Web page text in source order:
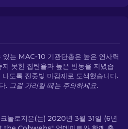
있는 MAC-10 기관단총은 높은 연사력
못한 집탄율과 높은 반동을 지녔습
도록 진줏빛 마감재로 도색했습니다.
. 그걸 가리킬 때는 주의하세요.
놀로지은(는) 2020년 3월 31일 (6년